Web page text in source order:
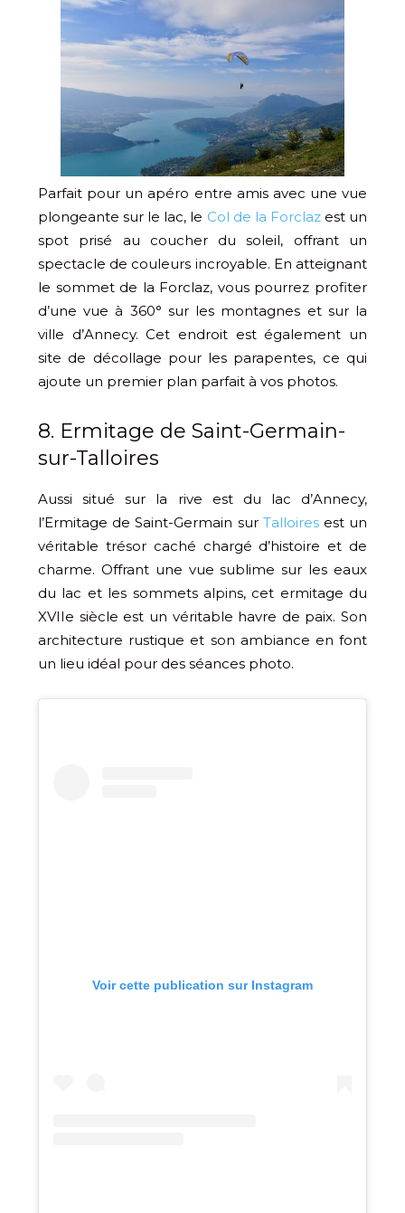
Parfait pour un apéro entre amis avec une vue
plongeante sur le lac, le Col de la Forclazest un
spot prisé au coucher du soleil, offrant un
spectacle de couleurs incroyable. En atteignant
le sommet de la Forclaz, vous pourrez profiter
d’une vue à 360° sur les montagnes et sur la
ville d’Annecy. Cet endroit est également un
site de décollage pour les parapentes, ce qui
ajoute un premier plan parfait à vos photos.
8. Ermitage de Saint-Germain-
sur-Talloires
Aussi situé sur la rive est du lac d’Annecy,
l’Ermitage de Saint-Germain sur Talloiresest un
véritable trésor caché chargé d’histoire et de
charme. Offrant une vue sublime sur les eaux
du lac et les sommets alpins, cet ermitage du
XVIIe siècle est un véritable havre de paix. Son
architecture rustique et son ambiance en font
un lieu idéal pour des séances photo.
Voir cette publication sur Instagram